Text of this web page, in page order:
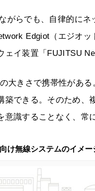
がらでも、自律的に
Edgiot（エジオ
イ装置「FUJITSU
大きさで携帯性があ
築できる。そのため、
識することなく、常
け無線システムのイメー